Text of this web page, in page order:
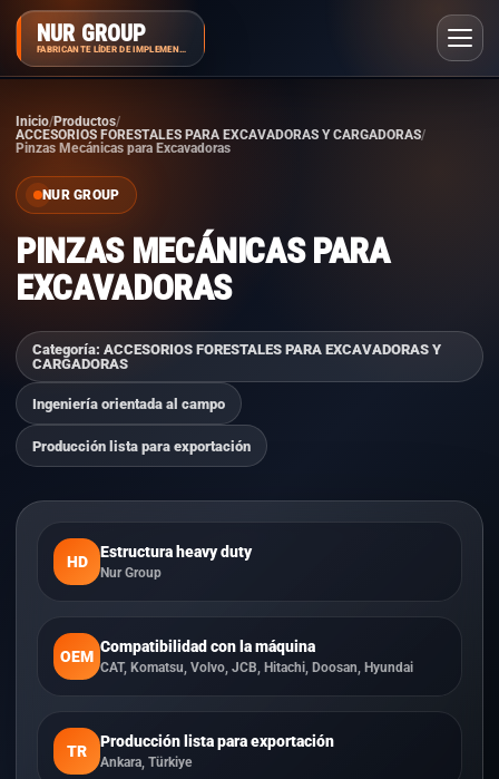
NUR GROUP
FABRICANTE LÍDER DE IMPLEMENTOS
Inicio Productos
ACCESORIOS FORESTALES PARA EXCAVADORAS Y CARGADORAS
Pinzas Mecánicas para Excavadoras
NUR GROUP
PINZAS MECÁNICAS PARA
EXCAVADORAS
Categoría: ACCESORIOS FORESTALES PARA EXCAVADORAS Y
CARGADORAS
Ingeniería orientada al campo
Producción lista para exportación
HD
Estructura heavy duty
Nur Group
OEM
Compatibilidad con la máquina
CAT, Komatsu, Volvo, JCB, Hitachi, Doosan, Hyundai
TR
Producción lista para exportación
Ankara, Türkiye